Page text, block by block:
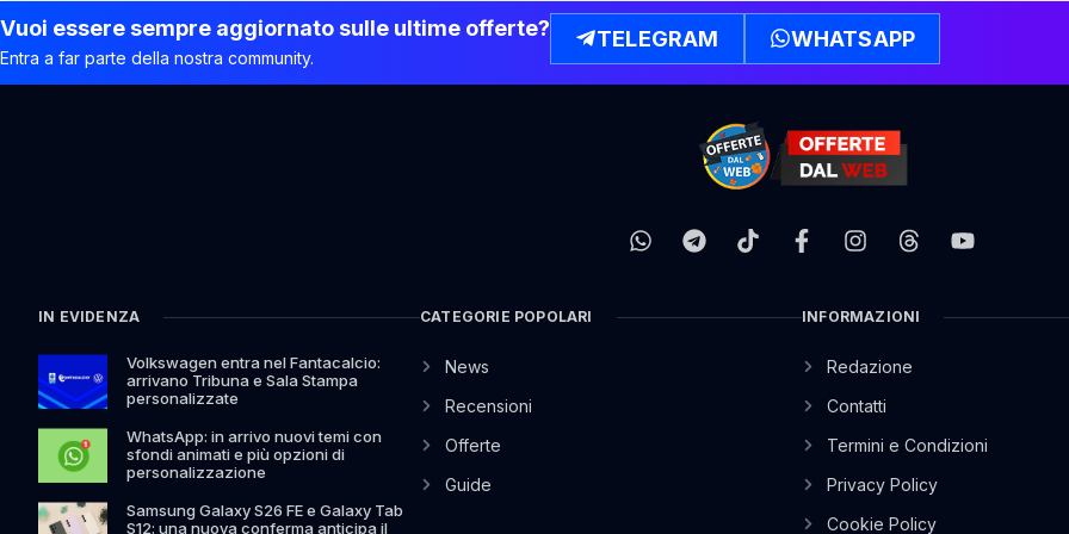
Vuoi essere sempre aggiornato sulle ultime offerte?
Entra a far parte della nostra community.
TELEGRAM WHATSAPP
IN EVIDENZA
Volkswagen entra nel Fantacalcio:
arrivano Tribuna e Sala Stampa
personalizzate
WhatsApp: in arrivo nuovi temi con
sfondi animati e più opzioni di
personalizzazione
Samsung Galaxy S26 FE e Galaxy Tab
S12: una nuova conferma anticipa il
CATEGORIE POPOLARI
News
Recensioni
Offerte
Guide
INFORMAZIONI
Redazione
Contatti
Termini e Condizioni
Privacy Policy
Cookie Policy